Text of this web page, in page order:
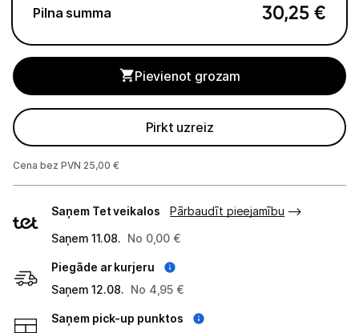
Stacionārie datori un piederumi
Spēļu konsoles un piederumi
Projektori un ekrāni
Tīkla iekārtas
Biroja piederumi
Telefoni, planšetdatori
Pilna summa 30,25 €
Pievienot grozam
Pirkt uzreiz
Cena bez PVN 25,00 €
veidi
Saņem Tet veikalos
Pārbaudīt pieejamību
Saņem 11.08. No 0,00 €
Piegāde ar kurjeru
Saņem 12.08. No 4,95 €
Saņem pick-up punktos